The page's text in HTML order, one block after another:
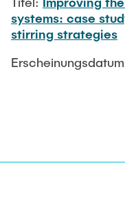
systems: case
stirring strategies